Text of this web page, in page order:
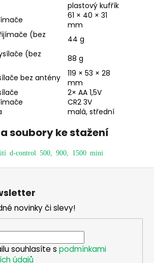
plastový kufřík
61 × 40 × 31
mm
(bez
44 g
(bez
88 g
bez antény
119 × 53 × 28
mm
2× AA 1,5V
CR2 3V
malá, střední
soubory ke stažení
d-control 500, 900, 1500 mini
novinky či slevy!
souhlasíte s podmínkami
údajů